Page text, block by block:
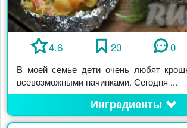
4.6 20 0
В моей семье дети очень любят
всевозможными начинками. Сегодня ...
Ингредиенты